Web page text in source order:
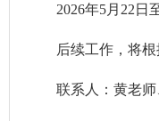
2026年5月22日至
后续工作，将根
联系人：黄老师